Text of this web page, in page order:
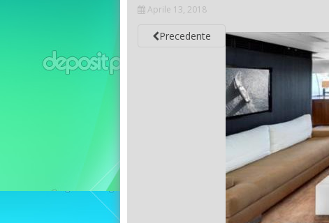
Aprile 13, 2018
Precedente